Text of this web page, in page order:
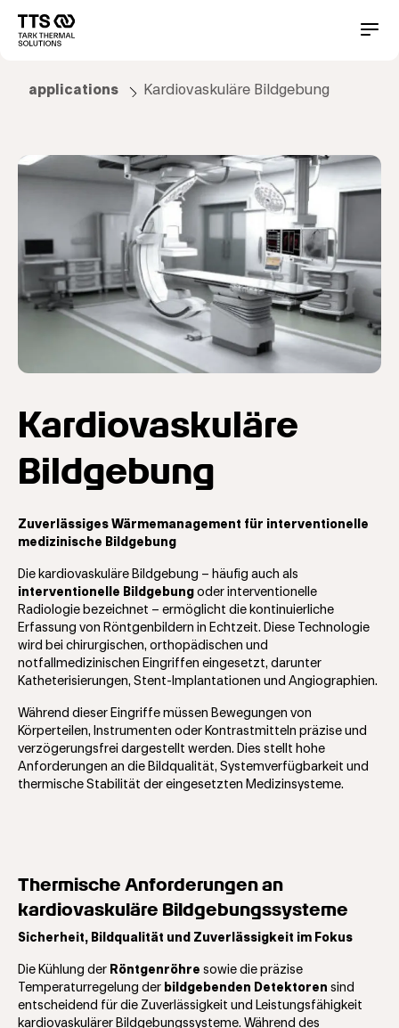
zum
Inhalt
applications Kardiovaskuläre Bildgebung
Kardiovaskuläre
Bildgebung
Zuverlässiges Wärmemanagement für interventionelle
medizinische Bildgebung
Die kardiovaskuläre Bildgebung – häufig auch als
interventionelle Bildgebung oder interventionelle
Radiologie bezeichnet – ermöglicht die kontinuierliche
Erfassung von Röntgenbildern in Echtzeit. Diese Technologie
wird bei chirurgischen, orthopädischen und
notfallmedizinischen Eingriffen eingesetzt, darunter
Katheterisierungen, Stent-Implantationen und Angiographien.
Während dieser Eingriffe müssen Bewegungen von
Körperteilen, Instrumenten oder Kontrastmitteln präzise und
verzögerungsfrei dargestellt werden. Dies stellt hohe
Anforderungen an die Bildqualität, Systemverfügbarkeit und
thermische Stabilität der eingesetzten Medizinsysteme.
Thermische Anforderungen an
kardiovaskuläre Bildgebungssysteme
Sicherheit, Bildqualität und Zuverlässigkeit im Fokus
Die Kühlung der Röntgenröhre sowie die präzise
Temperaturregelung der bildgebenden Detektoren sind
entscheidend für die Zuverlässigkeit und Leistungsfähigkeit
kardiovaskulärer Bildgebungssysteme. Während des